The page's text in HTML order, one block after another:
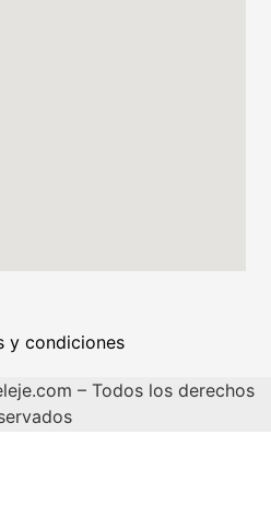
y condiciones
– Todos los derechos